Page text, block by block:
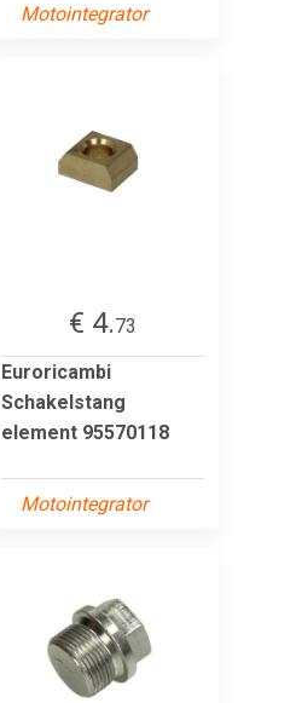
Motointegrator
€ 4.73
Euroricambi
Schakelstang
element 95570118
Motointegrator